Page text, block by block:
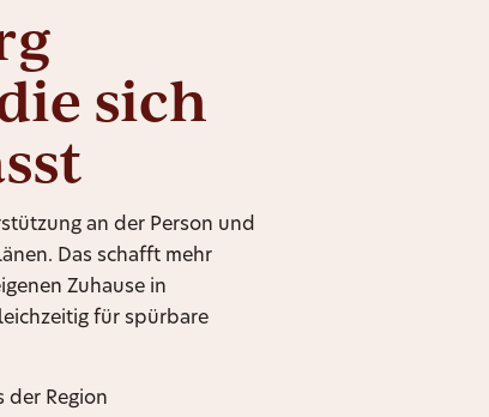
sich
an der Person und
Das schafft mehr
Zuhause in
für spürbare
der Region